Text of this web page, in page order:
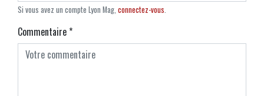
Si vous avez un compte Lyon Mag, connectez-vous
Commentaire*